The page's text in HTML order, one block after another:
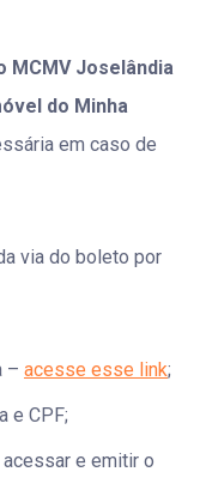
MCMV Joselândia
do Minha
em caso de
via do boleto por
– acesse esse link;
e CPF;
e emitir o